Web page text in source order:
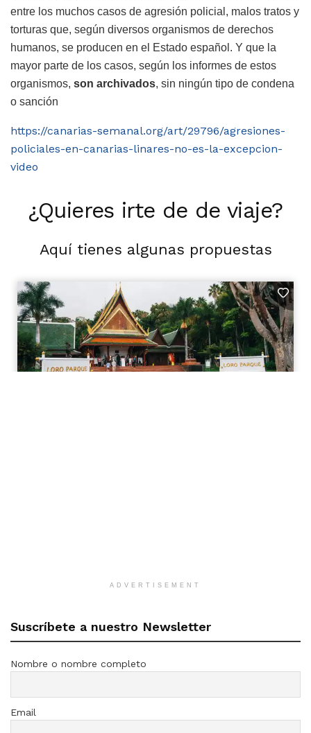
entre los muchos casos de agresión policial, malos tratos y
torturas que, según diversos organismos de derechos
humanos, se producen en el Estado español. Y que la
mayor parte de los casos, según los informes de estos
organismos, son archivados, sin ningún tipo de condena
o sanción
https://canarias-semanal.org/art/29796/agresiones-
policiales-en-canarias-linares-no-es-la-excepcion-
video
¿Quieres irte de de viaje?
Aquí tienes algunas propuestas
ADVERTISEMENT
Suscríbete a nuestro Newsletter
Nombre o nombre completo
Email